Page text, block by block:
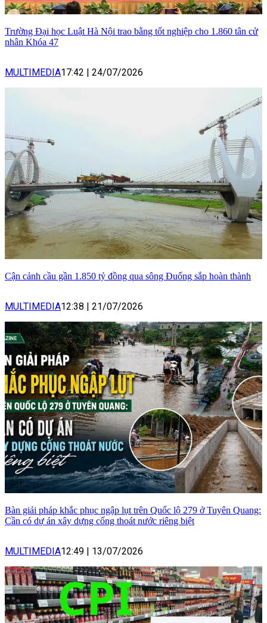
Trường Đại học Luật Hà Nội trao bằng tốt nghiệp cho 1.860 tân cử
nhân Khóa 47
MULTIMEDIA17:42 | 24/07/2026
Cận cảnh cầu gần 1.850 tỷ đồng qua sông Đuống sắp hoàn thành
MULTIMEDIA12:38 | 21/07/2026
Bàn giải pháp khắc phục ngập lụt trên Quốc lộ 279 ở Tuyên Quang:
Cần có dự án xây dựng cống thoát nước riêng biệt
MULTIMEDIA12:49 | 13/07/2026